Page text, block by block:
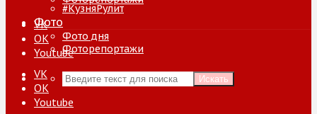
VK
ОК
Youtube
Искать
#КузняРулит
Фото
Фото дня
Фоторепортажи
VK
ОК
Youtube